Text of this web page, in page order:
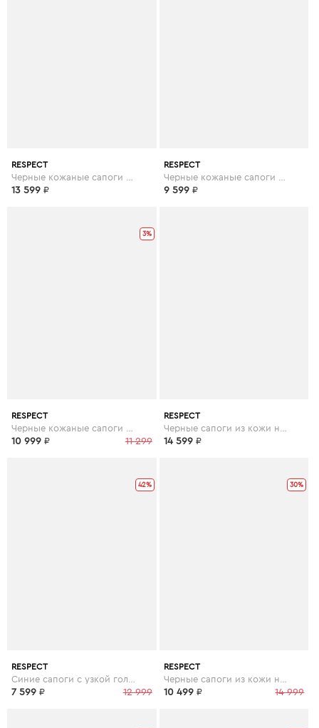
RESPECT
13 599 ₽
RESPECT
9 599 ₽
3%
RESPECT
11 299
10 999 ₽
RESPECT
14 599 ₽
42%
RESPECT
12 999
7 599 ₽
30%
RESPECT
14 999
10 499 ₽